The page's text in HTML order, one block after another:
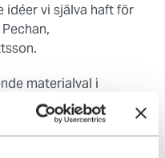
idéer vi själva haft för
materialval i
gäller exteriör och
av betongelement
staplats omlott, likt en